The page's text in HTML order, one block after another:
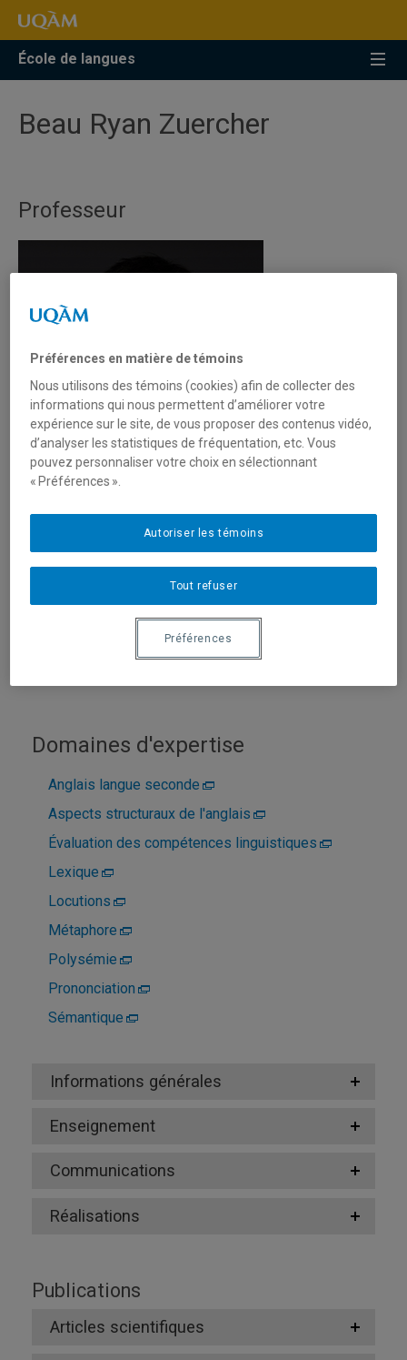
Accéder
recherche
Accéder
menu
pricipal
Accéder
zone
École de langues
Beau Ryan Zuercher
Professeur
Unité:École de langues
zuercher.beau_ryan@uqam.ca
Domaines d'expertise
Anglais langue seconde
Aspects structuraux de l'anglais
Évaluation des compétences linguistiques
Lexique
Locutions
Métaphore
Polysémie
Prononciation
Sémantique
Informations générales
Enseignement
Communications
Réalisations
Publications
Articles scientifiques
Préférences en matière de témoins
Nous utilisons des témoins (cookies) afin de collecter des
informations qui nous permettent d’améliorer votre
expérience sur le site, de vous proposer des contenus vidéo,
d’analyser les statistiques de fréquentation, etc. Vous
pouvez personnaliser votre choix en sélectionnant
« Préférences ».
Tout refuser
Autoriser les témoins
Préférences